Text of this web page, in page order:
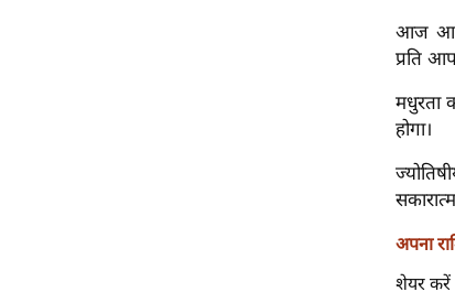
आज आप
प्रति
मधुरता
होगा।
अपना
शेयर करें